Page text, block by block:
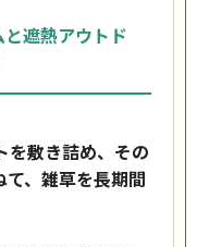
遮熱アウトド
を敷き詰め、その
、雑草を長期間